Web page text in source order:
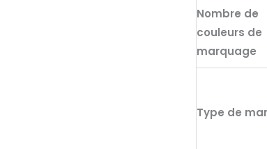
Nombre de
couleurs de
marquage
Type de